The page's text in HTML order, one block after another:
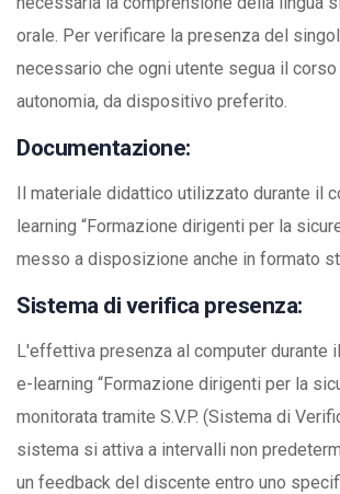
orale. Per verificare la presenza del
necessario che ogni utente segua il
autonomia, da dispositivo preferito.
Documentazione:
Il materiale didattico utilizzato durante il
learning “Formazione dirigenti per la
messo a disposizione anche in formato
Sistema di verifica presenza:
L'effettiva presenza al computer durante
e-learning “Formazione dirigenti per la
monitorata tramite S.V.P. (Sistema di
sistema si attiva a intervalli non
un feedback del discente entro uno